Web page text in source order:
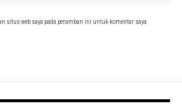
situs web saya pada peramban ini untuk komentar saya